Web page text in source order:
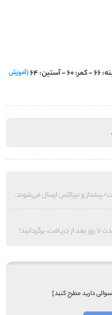
(آموزش
و تیپاکس ارسال می‌شوند.
سوالی دارید مطرح کنید]